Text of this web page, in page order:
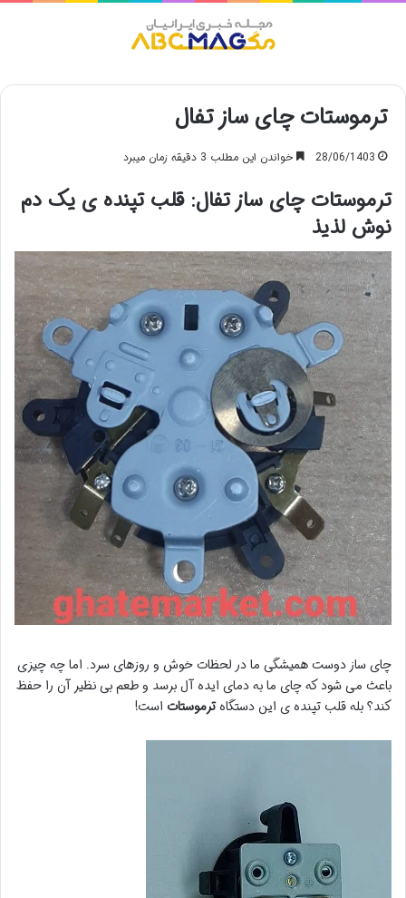
ترموستات چای ساز تفال
28/06/1403 خواندن این مطلب 3 دقیقه زمان میبرد
ترموستات چای ساز تفال: قلب تپنده ی یک دم
نوش لذیذ
چای ساز دوست همیشگی ما در لحظات خوش و روزهای سرد. اما چه چیزی
باعث می شود که چای ما به دمای ایده آل برسد و طعم بی نظیر آن را حفظ
کند؟ بله قلب تپنده ی این دستگاهترموستات است!